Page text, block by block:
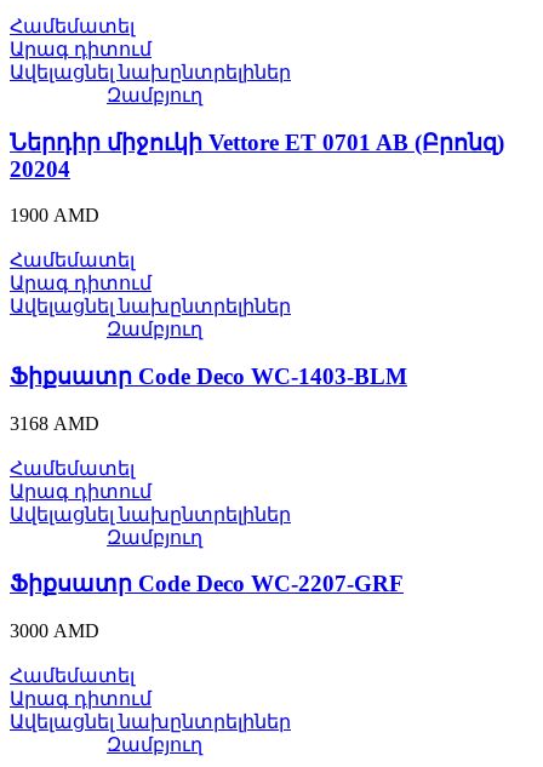
Համեմատել
Արագ դիտում
Ավելացնել նախընտրելիներ
Զամբյուղ
Ներդիր միջուկի Vettore ET 0701 AB (Բրոնզ)
20204
1900 AMD
Համեմատել
Արագ դիտում
Ավելացնել նախընտրելիներ
Զամբյուղ
Ֆիքսատր Code Deco WC-1403-BLM
3168 AMD
Համեմատել
Արագ դիտում
Ավելացնել նախընտրելիներ
Զամբյուղ
Ֆիքսատր Code Deco WC-2207-GRF
3000 AMD
Համեմատել
Արագ դիտում
Ավելացնել նախընտրելիներ
Զամբյուղ